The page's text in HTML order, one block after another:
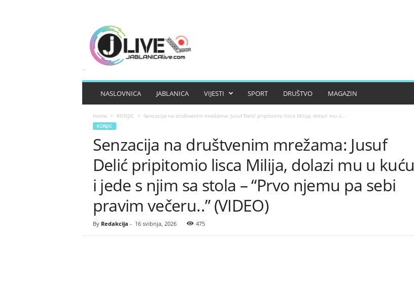
NASLOVNICA JABLANICA VIJESTI SPORT DRUŠTVO MAGAZIN
Home KONJIC Senzacija na društvenim mrežama: Jusuf Delić pripitomio lisca Milija, dolazi mu u...
KONJIC
Senzacija na društvenim mrežama: Jusuf
Delić pripitomio lisca Milija, dolazi mu u kuću
i jede s njim sa stola – “Prvo njemu pa sebi
pravim večeru..” (VIDEO)
By Redakcija - 16 svibnja, 2026 475